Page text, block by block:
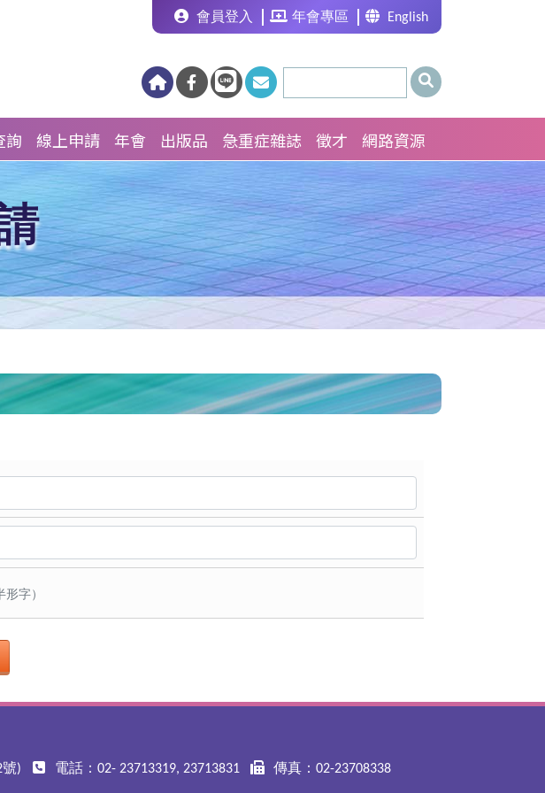
會員登入 年會專區 English
詢 線上申請 年會 出版品 急重症雜誌 徵才 網路資源
形字）
) 電話：02- 23713319, 23713831
傳真：02-23708338